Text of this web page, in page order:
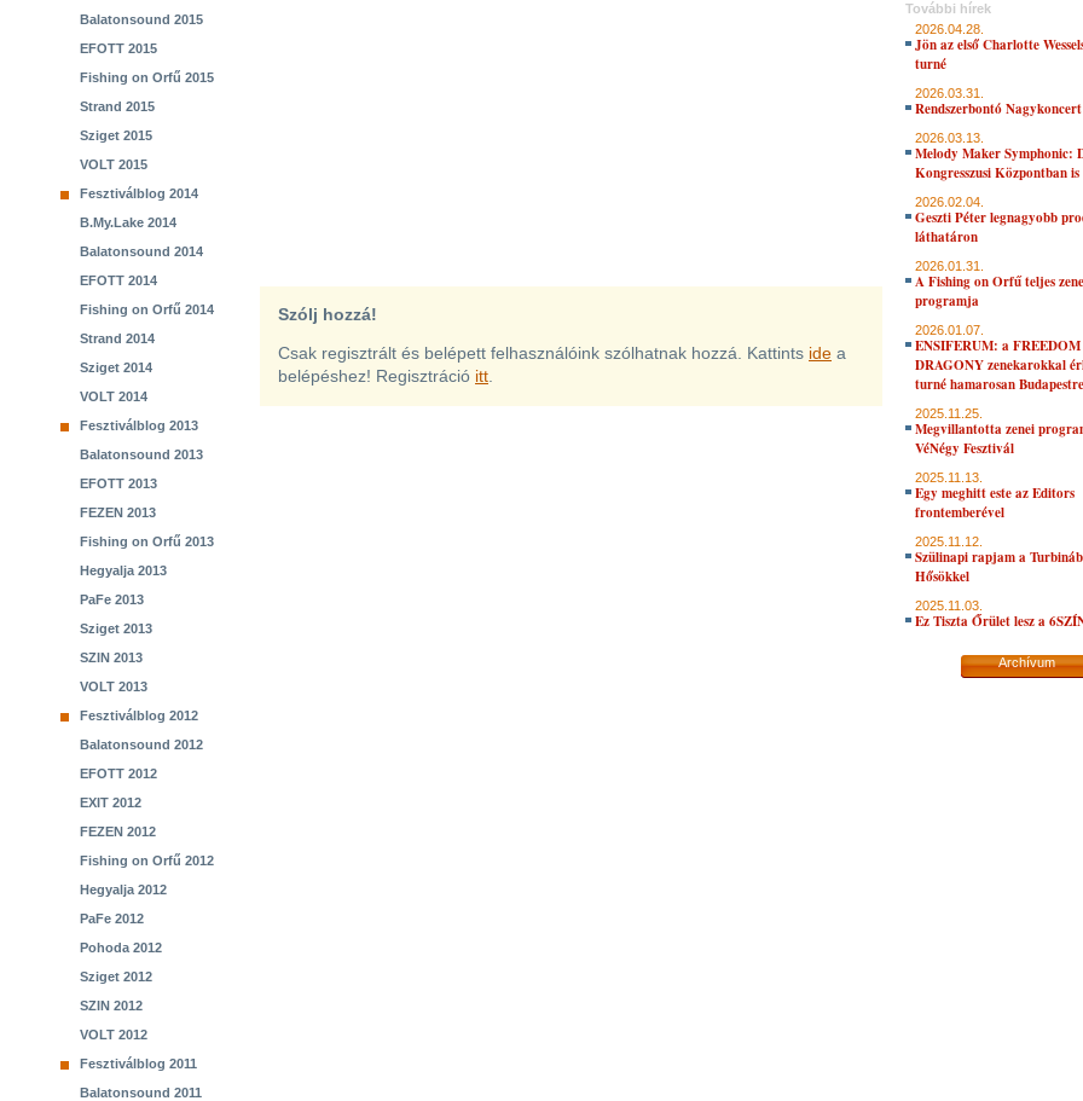
Balatonsound 2015
EFOTT 2015
Fishing on Orfű 2015
Strand 2015
Sziget 2015
VOLT 2015
Fesztiválblog 2014
B.My.Lake 2014
Balatonsound 2014
EFOTT 2014
Fishing on Orfű 2014
Strand 2014
Sziget 2014
VOLT 2014
Fesztiválblog 2013
Balatonsound 2013
EFOTT 2013
FEZEN 2013
Fishing on Orfű 2013
Hegyalja 2013
PaFe 2013
Sziget 2013
SZIN 2013
VOLT 2013
Fesztiválblog 2012
Balatonsound 2012
EFOTT 2012
EXIT 2012
FEZEN 2012
Fishing on Orfű 2012
Hegyalja 2012
PaFe 2012
Pohoda 2012
Sziget 2012
SZIN 2012
VOLT 2012
Fesztiválblog 2011
Balatonsound 2011
Szólj hozzá!
Csak regisztrált és belépett felhasználóink szólhatnak hozzá. Kattints ide a
belépéshez! Regisztráció itt
További hírek
2026.04.28.
Jön az első Charlotte
turné
2026.03.31.
Rendszerbontó Nagykoncert
2026.03.13.
Melody Maker Symphonic:
Kongresszusi Központban is
2026.02.04.
Geszti Péter legnagyobb
láthatáron
2026.01.31.
A Fishing on Orfű teljes
programja
2026.01.07.
ENSIFERUM: a
DRAGONY zenekarokkal
turné hamarosan Budapestre
2025.11.25.
Megvillantotta zenei
VéNégy Fesztivál
2025.11.13.
Egy meghitt este az Editors
frontemberével
2025.11.12.
Szülinapi rapjam a
Hősökkel
2025.11.03.
Ez Tiszta Őrület lesz a
Archívum